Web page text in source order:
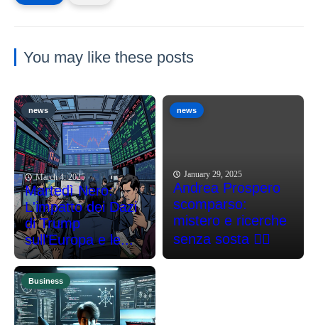
You may like these posts
news
March 4, 2025
Martedì Nero:
L'impatto dei Dazi
di Trump
sull'Europa e le...
news
January 29, 2025
Andrea Prospero
scomparso:
mistero e ricerche
senza sosta 🕵️‍♂️
Business